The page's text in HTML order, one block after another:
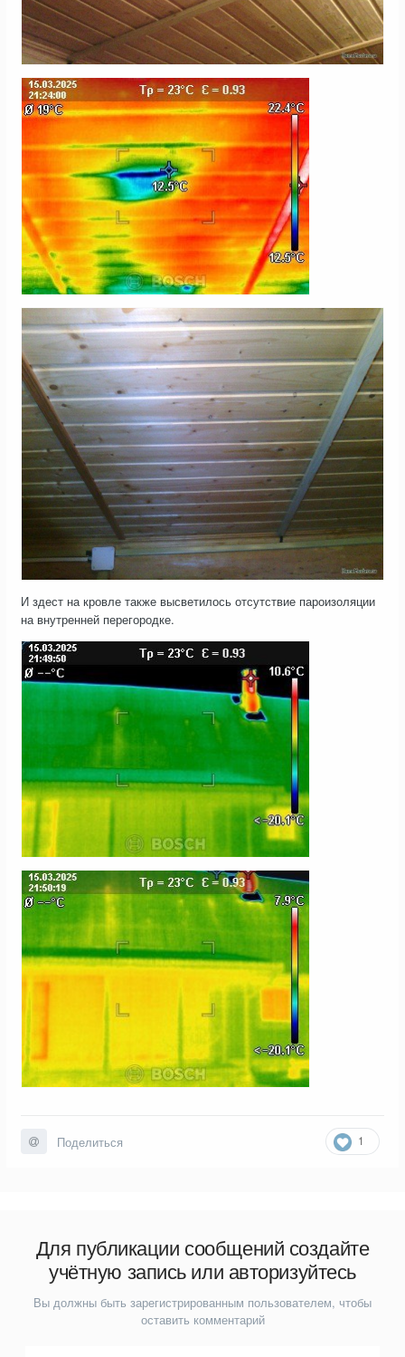
И здест на кровле также высветилось отсутствие пароизоляции
на внутренней перегородке.
1
Поделиться
Для публикации сообщений создайте
учётную запись или авторизуйтесь
Вы должны быть зарегистрированным пользователем, чтобы
оставить комментарий